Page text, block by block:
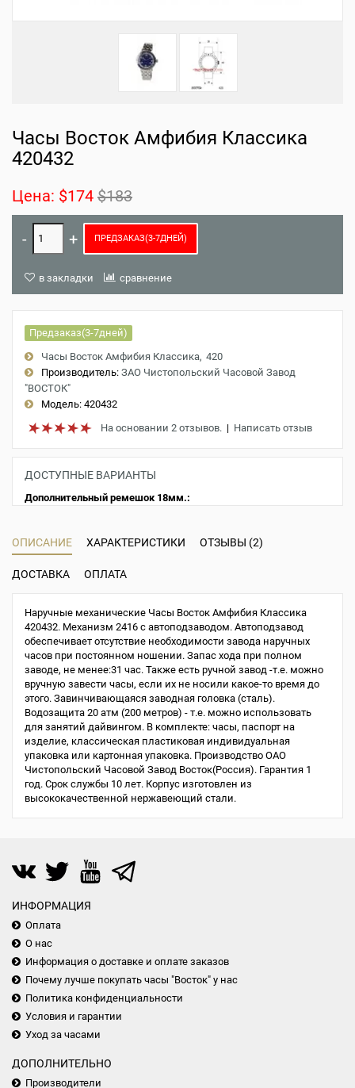
Часы Восток Амфибия Классика
420432
Цена: $174 $183
ПРЕДЗАКАЗ(3-7ДНЕЙ)
в закладки сравнение
Предзаказ(3-7дней)
Часы Восток Амфибия Классика 420
Производитель: ЗАО Чистопольский Часовой Завод
"ВОСТОК"
Модель: 420432
На основании 2 отзывов. | Написать отзыв
ДОСТУПНЫЕ ВАРИАНТЫ
Дополнительный ремешок 18мм.:
ОПИСАНИЕ ХАРАКТЕРИСТИКИ ОТЗЫВЫ (2)
ДОСТАВКА ОПЛАТА
Наручные механические Часы Восток Амфибия Классика
420432. Механизм 2416 с автоподзаводом. Автоподзавод
обеспечивает отсутствие необходимости завода наручных
часов при постоянном ношении. Запас хода при полном
заводе, не менее:31 час. Также есть ручной завод -т.е. можно
вручную завести часы, если их не носили какое-то время до
этого. Завинчивающаяся заводная головка (сталь).
Водозащита 20 атм (200 метров) - т.е. можно использовать
для занятий дайвингом. В комплекте: часы, паспорт на
изделие, классическая пластиковая индивидуальная
упаковка или картонная упаковка. Производство ОАО
Чистопольский Часовой Завод Восток(Россия). Гарантия 1
год. Срок службы 10 лет. Корпус изготовлен из
высококачественной нержавеющий стали.
ИНФОРМАЦИЯ
Оплата
О нас
Информация о доставке и оплате заказов
Почему лучше покупать часы "Восток" у нас
Политика конфиденциальности
Условия и гарантии
Уход за часами
ДОПОЛНИТЕЛЬНО
Производители